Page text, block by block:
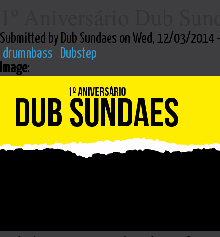
Submitted by Dub Sundaes on Wed, 12/03/2014
drumnbass
Dubstep
Image: